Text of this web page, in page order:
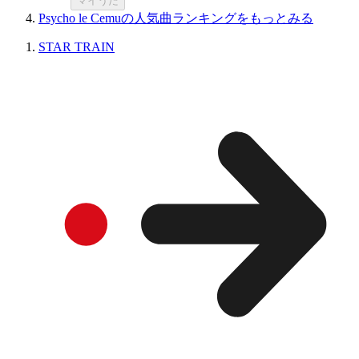
Psycho le Cemuの人気曲ランキングをもっとみる
STAR TRAIN